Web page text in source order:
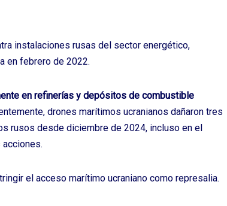
instalaciones rusas del sector energético,
en febrero de 2022.
en refinerías y depósitos de combustible
drones marítimos ucranianos dañaron tres
rusos desde diciembre de 2024, incluso en el
el acceso marítimo ucraniano como represalia.